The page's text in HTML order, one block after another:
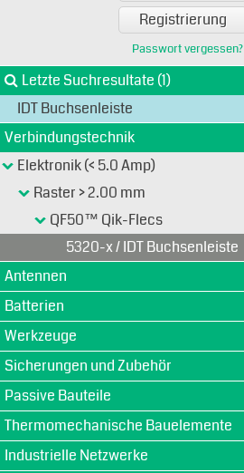
Registrierung
Passwort vergessen?
Letzte Suchresultate (1)
IDT Buchsenleiste
Verbindungstechnik
Elektronik (< 5.0 Amp)
Raster > 2.00 mm
QF50™ Qik-Flecs
5320-x / IDT Buchsenleiste
Antennen
Batterien
Werkzeuge
Sicherungen und Zubehör
Passive Bauteile
Thermomechanische Bauelemente
Industrielle Netzwerke